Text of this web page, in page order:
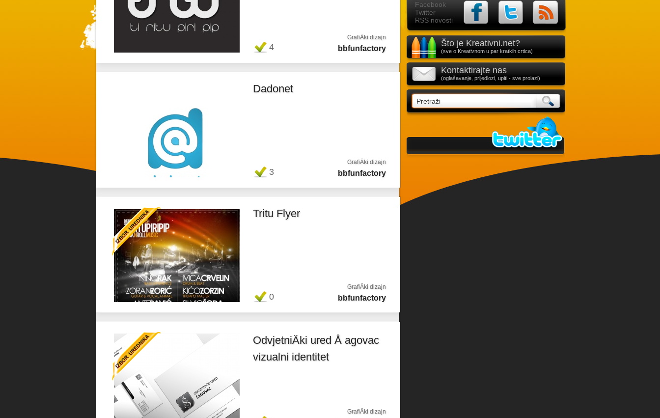
bbfunfactory
GrafiÄki dizajn
4
Dadonet
bbfunfactory
GrafiÄki dizajn
Favorit 3
Tritu Flyer
bbfunfactory
GrafiÄki dizajn
Favorit 0
OdvjetniÄki ured Å agovac
vizualni identitet
GrafiÄki dizajn
Facebook
Twitter
RSS novosti
Što je Kreativni.net?
(sve o Kreativnom u par kratkih crtica)
Kontaktirajte nas
(oglašavanje, prijedlozi, upiti - sve prolazi)
Twitter